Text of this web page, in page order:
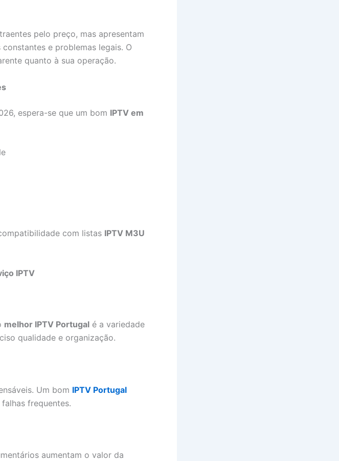
pelo preço, mas apresentam
e problemas legais. O
quanto à sua operação.
espera-se que um bom IPTV em
com listas IPTV M3U
IPTV
melhor IPTV Portugal é a variedade
qualidade e organização.
Um bom IPTV Portugal
frequentes.
aumentam o valor da